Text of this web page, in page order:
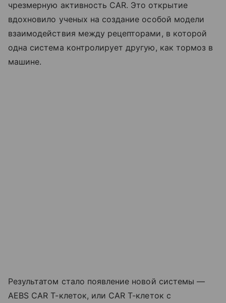
чрезмерную активность CAR. Это открытие
вдохновило ученых на создание особой модели
взаимодействия между рецепторами, в которой
одна система контролирует другую, как тормоз в
машине.
Результатом стало появление новой системы —
AEBS CAR T-клеток, или CAR T-клеток с